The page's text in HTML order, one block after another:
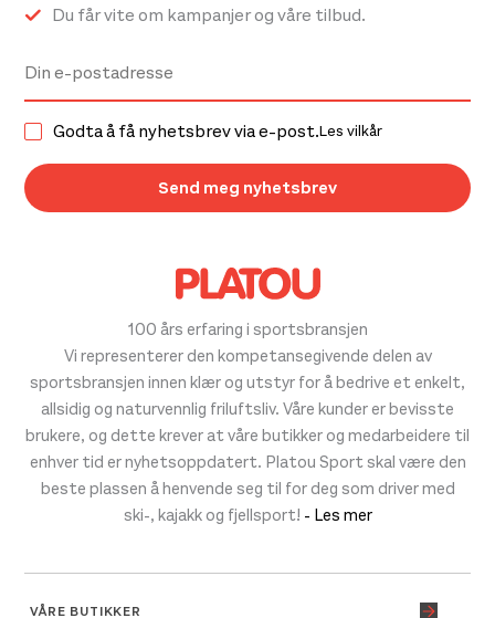
100 års erfaring i sportsbransjen
Vi representerer den kompetansegivende delen av
sportsbransjen innen klær og utstyr for å bedrive et enkelt,
allsidig og naturvennlig friluftsliv. Våre kunder er bevisste
brukere, og dette krever at våre butikker og medarbeidere til
enhver tid er nyhetsoppdatert. Platou Sport skal være den
beste plassen å henvende seg til for deg som driver med
ski-, kajakk og fjellsport! - Les mer
VÅRE BUTIKKER
Du får vite om kampanjer og våre tilbud.
Godta å få nyhetsbrev via e-post.Les vilkår